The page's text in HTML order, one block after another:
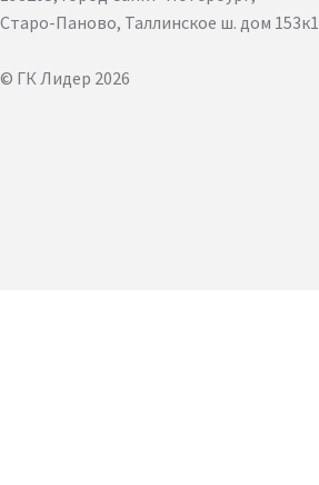
Старо-Паново, Таллинское ш. дом 153к1
© ГК Лидер 2026